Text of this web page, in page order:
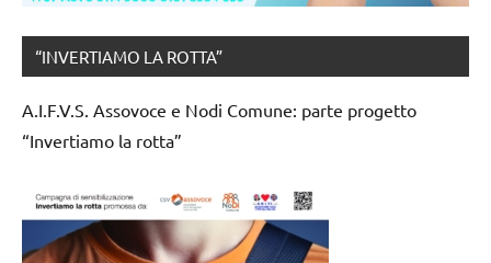
“INVERTIAMO LA ROTTA”
A.I.F.V.S. Assovoce e Nodi Comune: parte progetto
“Invertiamo la rotta”